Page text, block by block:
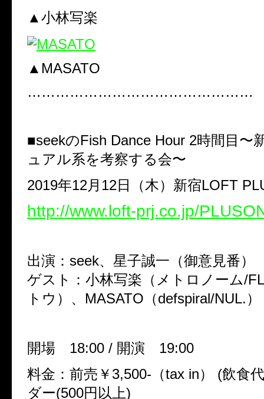
▲小林写楽
▲MASATO
…………………………………………
■seekのFish Dance Hour 2時間目〜
ュアル系を考察する会〜
2019年12月12日（木）新宿LOFT
http://www.loft-prj.co.jp/
出演：seek、星子誠一（御意見番）
ゲスト：小林写楽（メトロノーム/
トウ）、MASATO（defspiral/NUL.）
開場 18:00 / 開演 19:00
料金：前売￥3,500-（tax in） (飲食
ダー(500円以上)